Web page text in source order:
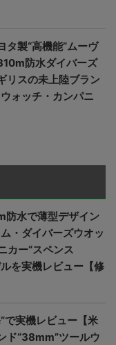
タ製“高機能”ムーヴ
防水ダイバーズ
リスの未上陸ブラン
ォッチ・カンパニ
防水で薄型デザイン
ム・ダイバーズウオッ
カー“スペンス
を実機レビュー【修
で実機レビュー【米
ド“38mm”ツールウ